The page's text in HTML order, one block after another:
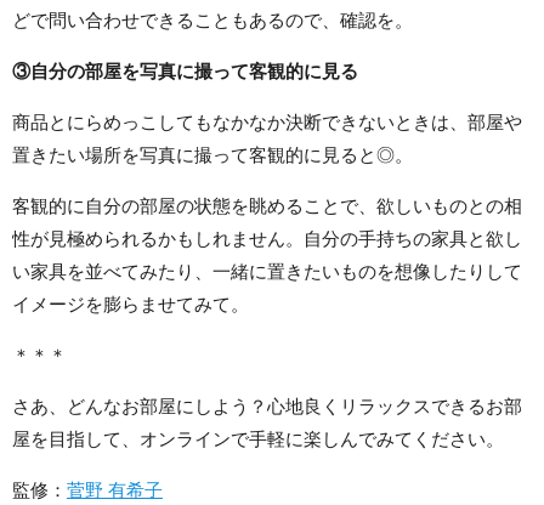
どで問い合わせできることもあるので、確認を。
③自分の部屋を写真に撮って客観的に見る
商品とにらめっこしてもなかなか決断できないときは、部屋や
置きたい場所を写真に撮って客観的に見ると◎。
客観的に自分の部屋の状態を眺めることで、欲しいものとの相
性が見極められるかもしれません。自分の手持ちの家具と欲し
い家具を並べてみたり、一緒に置きたいものを想像したりして
イメージを膨らませてみて。
＊＊＊
さあ、どんなお部屋にしよう？心地良くリラックスできるお部
屋を目指して、オンラインで手軽に楽しんでみてください。
監修： 菅野 有希子